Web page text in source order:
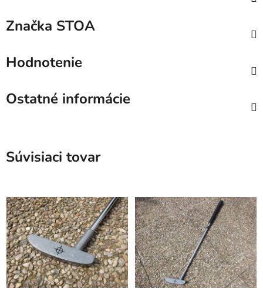
Značka STOA
Hodnotenie
Ostatné informácie
Súvisiaci tovar